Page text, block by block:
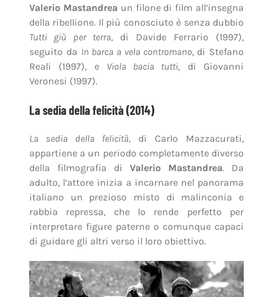
Valerio Mastandrea un filone di film all’insegna
della ribellione. Il più conosciuto è senza dubbio
Tutti giù per terra, di Davide Ferrario (1997),
seguito da In barca a vela contromano, di Stefano
Reali (1997), e Viola bacia tutti, di Giovanni
Veronesi (1997).
La sedia della felicità (2014)
La sedia della felicità, di Carlo Mazzacurati,
appartiene a un periodo completamente diverso
della filmografia diValerio Mastandrea. Da
adulto, l’attore inizia a incarnare nel panorama
italiano un prezioso misto di malinconia e
rabbia repressa, che lo rende perfetto per
interpretare figure paterne o comunque capaci
di guidare gli altri verso il loro obiettivo.